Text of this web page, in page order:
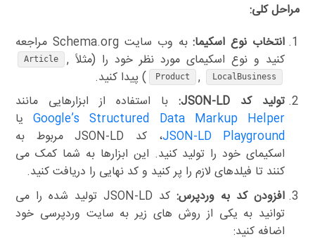
مراحل کلی:
انتخاب نوع اسکیما:
به وب سایت Schema.org مراجعه
کنید و نوع اسکیمای مورد نظر خود را (مثلاً
Article ,
Product , LocalBusiness
) پیدا کنید.
تولید کد JSON-LD:
با استفاده از ابزارهایی مانند
Google’s Structured Data Markup Helperیا
JSON-LD Playground
، کد JSON-LD مربوط به
اسکیمای خود را تولید کنید. این ابزارها به شما کمک می
کنند تا فیلدهای لازم را پر کنید و کد نهایی را دریافت کنید.
افزودن کد به وردپرس:
کد JSON-LD تولید شده را می
توانید به یکی از روش های زیر به سایت وردپرسی خود
اضافه کنید: